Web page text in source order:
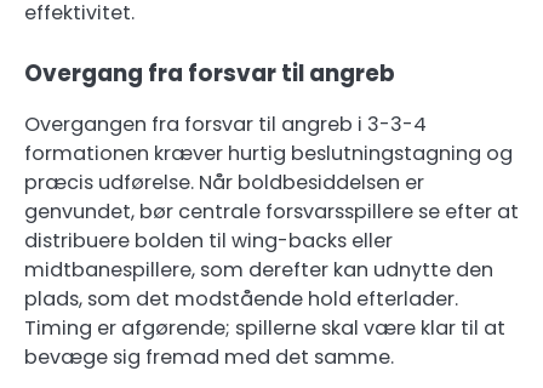
effektivitet.
Overgang fra forsvar til angreb
Overgangen fra forsvar til angreb i 3-3-4
formationen kræver hurtig beslutningstagning og
præcis udførelse. Når boldbesiddelsen er
genvundet, bør centrale forsvarsspillere se efter at
distribuere bolden til wing-backs eller
midtbanespillere, som derefter kan udnytte den
plads, som det modstående hold efterlader.
Timing er afgørende; spillerne skal være klar til at
bevæge sig fremad med det samme.